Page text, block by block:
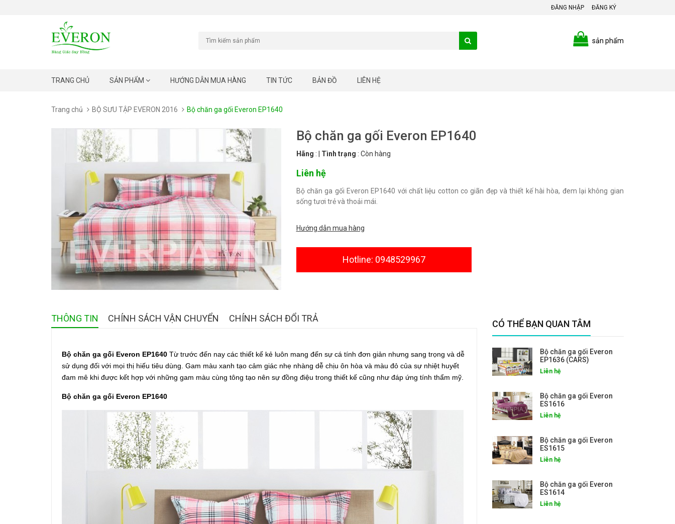
ĐĂNG NHẬP ĐĂNG KÝ
sản phẩm
TRANG CHỦ SẢN PHẨM HƯỚNG DẪN MUA HÀNG TIN TỨC BẢN ĐỒ LIÊN HỆ
Trang chủ BỘ SƯU TẬP EVERON 2016 Bộ chăn ga gối Everon EP1640
Bộ chăn ga gối Everon EP1640
Hãng : Tình trạng : Còn hàng
Liên hệ
Bộ chăn ga gối Everon EP1640 với chất liệu cotton co giãn đẹp và thiết kế hài hòa, đem lại không gian
sống tươi trẻ và thoải mái.
Hướng dẫn mua hàng
Hotline: 0948529967
THÔNG TIN CHÍNH SÁCH VẬN CHUYỂN CHÍNH SÁCH ĐỔI TRẢ
Bộ chăn ga gối Everon EP1640 Từ trước đến nay các thiết kế kẻ luôn mang đến sự cá tính đơn giản nhưng sang trọng và dễ
sử dụng đối với mọi thị hiếu tiêu dùng. Gam màu xanh tạo cảm giác nhẹ nhàng dễ chịu ôn hòa và màu đỏ của sự nhiệt huyết
đam mê khi được kết hợp với những gam màu cùng tông tạo nên sự đồng điệu trong thiết kế cũng như đáp ứng tính thẩm mỹ.
Bộ chăn ga gối Everon EP1640
CÓ THỂ BẠN QUAN TÂM
Bộ chăn ga gối Everon
EP1636 (CARS)
Liên hệ
Bộ chăn ga gối Everon
ES1616
Liên hệ
Bộ chăn ga gối Everon
ES1615
Liên hệ
Bộ chăn ga gối Everon
ES1614
Liên hệ